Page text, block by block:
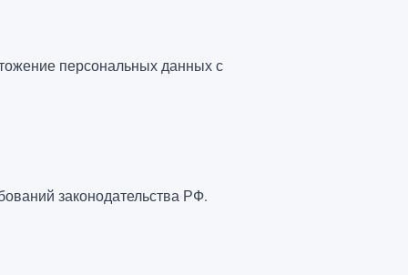
персональных данных с
законодательства РФ.